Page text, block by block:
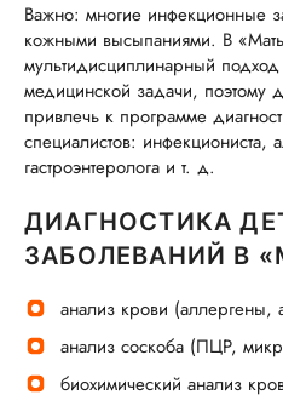
Важно: многие инфекционные
кожными высыпаниями. В «Мать
мультидисциплинарный
медицинской задачи, поэтому
привлечь к программе
специалистов: инфекциониста,
гастроэнтеролога и т. д.
ДИАГНОСТИКА
ЗАБОЛЕВАНИЙ В
анализ крови (аллергены,
анализ соскоба (ПЦР,
биохимический анализ